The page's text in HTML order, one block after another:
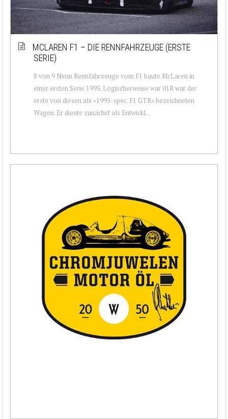
MCLAREN F1 – DIE RENNFAHRZEUGE (ERSTE
SERIE)
8 von 9 Neun Rennfahrzeuge vom F1 baute McLaren in
einer ersten Serie 1995. Logischerweise war 01R war der
erste von diesen als «1995-spec. F1 GTR» bezeichneten
Wagen. Er diente zunächst als Entwickl...